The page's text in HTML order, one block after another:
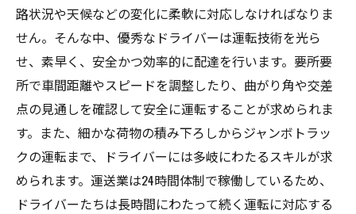
路状況や天候などの変化に柔軟に対応しなければなりま
せん。そんな中、優秀なドライバーは運転技術を光ら
せ、素早く、安全かつ効率的に配達を行います。要所要
所で車間距離やスピードを調整したり、曲がり角や交差
点の見通しを確認して安全に運転することが求められま
す。また、細かな荷物の積み下ろしからジャンボトラッ
クの運転まで、ドライバーには多岐にわたるスキルが求
められます。運送業は24時間体制で稼働しているため、
ドライバーたちは長時間にわたって続く運転に対応する